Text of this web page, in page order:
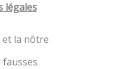
légales
la nôtre